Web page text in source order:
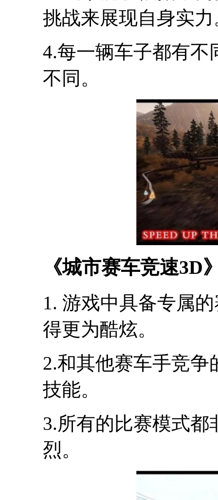
挑战来展现自身实力
4.每一辆车子都有不
不同。
《城市赛车竞速3D
1. 游戏中具备专属
得更为酷炫。
2.和其他赛车手竞
技能。
3.所有的比赛模式
烈。